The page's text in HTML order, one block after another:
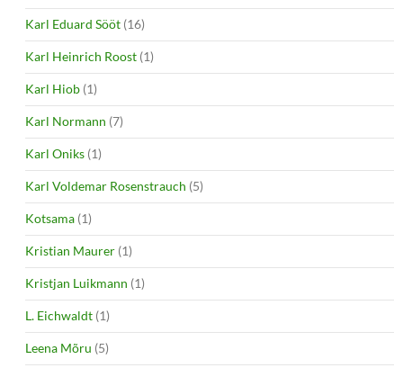
Karl Eduard Sööt (16)
Karl Heinrich Roost (1)
Karl Hiob (1)
Karl Normann (7)
Karl Oniks (1)
Karl Voldemar Rosenstrauch (5)
Kotsama (1)
Kristian Maurer (1)
Kristjan Luikmann (1)
L. Eichwaldt (1)
Leena Mõru (5)